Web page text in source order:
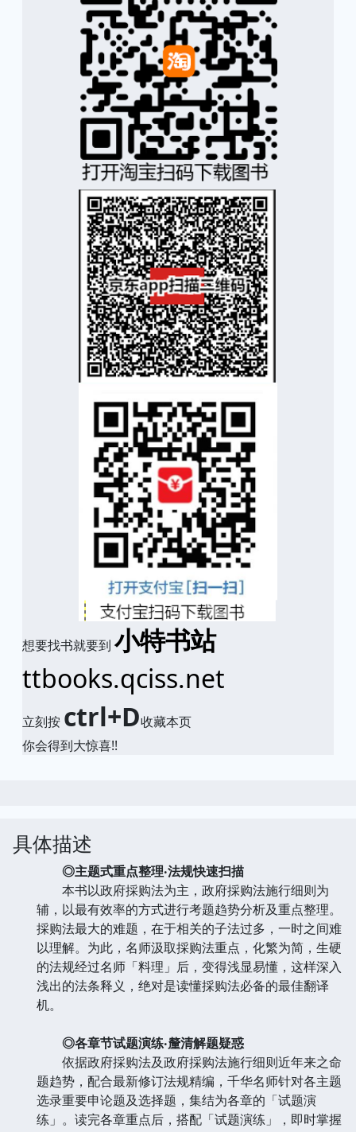
想要找书就要到 小特书站
ttbooks.qciss.net
立刻按 ctrl+D收藏本页
你会得到大惊喜!!
具体描述
◎主题式重点整理‧法规快速扫描
本书以政府採购法为主，政府採购法施行细则为
辅，以最有效率的方式进行考题趋势分析及重点整理。
採购法最大的难题，在于相关的子法过多，一时之间难
以理解。为此，名师汲取採购法重点，化繁为简，生硬
的法规经过名师「料理」后，变得浅显易懂，这样深入
浅出的法条释义，绝对是读懂採购法必备的最佳翻译
机。
◎各章节试题演练‧釐清解题疑惑
依据政府採购法及政府採购法施行细则近年来之命
题趋势，配合最新修订法规精编，千华名师针对各主题
选录重要申论题及选择题，集结为各章的「试题演
练」。读完各章重点后，搭配「试题演练」，即时掌握